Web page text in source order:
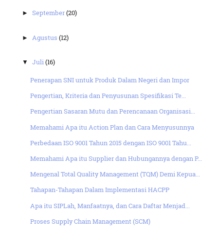
►September(20)
► Agustus(12)
▼Juli(16)
Penerapan SNI untuk Produk Dalam Negeri dan Impor
Pengertian, Kriteria dan Penyusunan Spesifikasi Te...
Pengertian Sasaran Mutu dan Perencanaan Organisasi...
Memahami Apa itu Action Plan dan Cara Menyusunnya
Perbedaan ISO 9001 Tahun 2015 dengan ISO 9001 Tahu...
Memahami Apa itu Supplier dan Hubungannya dengan P...
Mengenal Total Quality Management (TQM) Demi Kepua...
Tahapan-Tahapan Dalam Implementasi HACPP
Apa itu SIPLah, Manfaatnya, dan Cara Daftar Menjad...
Proses Supply Chain Management (SCM)